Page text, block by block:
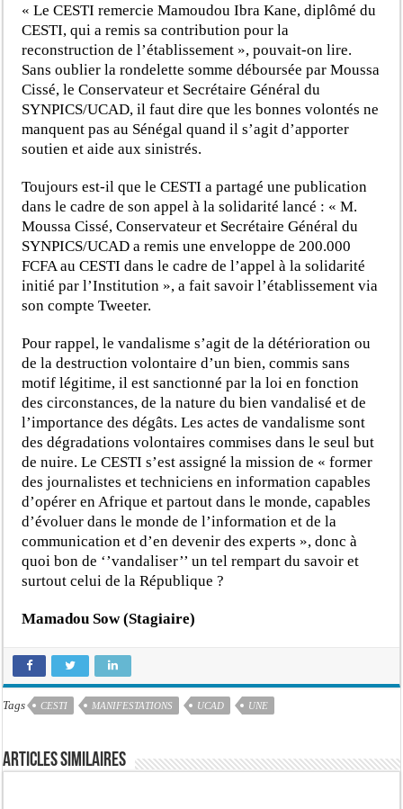
« Le CESTI remercie Mamoudou Ibra Kane, diplômé du
CESTI, qui a remis sa contribution pour la
reconstruction de l’établissement », pouvait-on lire.
Sans oublier la rondelette somme déboursée par Moussa
Cissé, le Conservateur et Secrétaire Général du
SYNPICS/UCAD, il faut dire que les bonnes volontés ne
manquent pas au Sénégal quand il s’agit d’apporter
soutien et aide aux sinistrés.
Toujours est-il que le CESTI a partagé une publication
dans le cadre de son appel à la solidarité lancé : « M.
Moussa Cissé, Conservateur et Secrétaire Général du
SYNPICS/UCAD a remis une enveloppe de 200.000
FCFA au CESTI dans le cadre de l’appel à la solidarité
initié par l’Institution », a fait savoir l’établissement via
son compte Tweeter.
Pour rappel, le vandalisme s’agit de la détérioration ou
de la destruction volontaire d’un bien, commis sans
motif légitime, il est sanctionné par la loi en fonction
des circonstances, de la nature du bien vandalisé et de
l’importance des dégâts. Les actes de vandalisme sont
des dégradations volontaires commises dans le seul but
de nuire. Le CESTI s’est assigné la mission de « former
des journalistes et techniciens en information capables
d’opérer en Afrique et partout dans le monde, capables
d’évoluer dans le monde de l’information et de la
communication et d’en devenir des experts », donc à
quoi bon de ‘’vandaliser’’ un tel rempart du savoir et
surtout celui de la République ?
Mamadou Sow (Stagiaire)
Tags CESTI MANIFESTATIONS UCAD UNE
Articles similaires